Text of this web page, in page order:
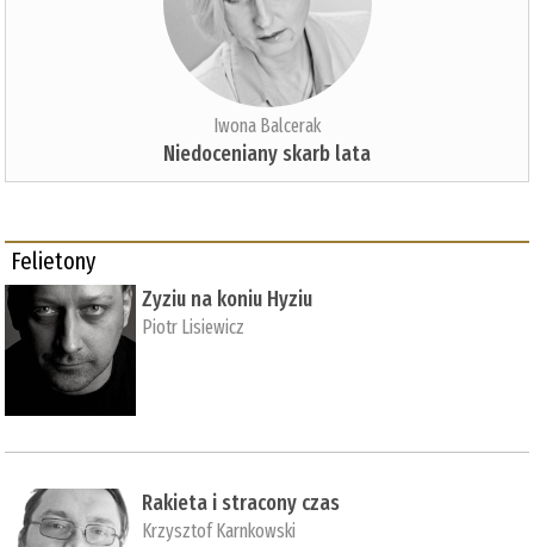
Iwona Balcerak
Niedoceniany skarb lata
Felietony
Zyziu na koniu Hyziu
Piotr Lisiewicz
Rakieta i stracony czas
Krzysztof Karnkowski